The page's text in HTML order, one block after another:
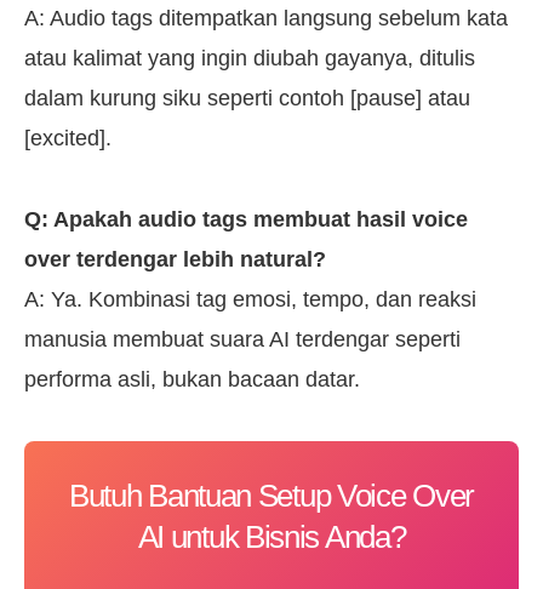
A: Audio tags ditempatkan langsung sebelum kata
atau kalimat yang ingin diubah gayanya, ditulis
dalam kurung siku seperti contoh [pause] atau
[excited].
Q: Apakah audio tags membuat hasil voice
over terdengar lebih natural?
A: Ya. Kombinasi tag emosi, tempo, dan reaksi
manusia membuat suara AI terdengar seperti
performa asli, bukan bacaan datar.
Butuh Bantuan Setup Voice Over
AI untuk Bisnis Anda?